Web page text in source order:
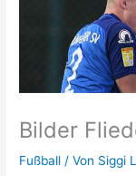
Bilder
Fußball / Von Siggi